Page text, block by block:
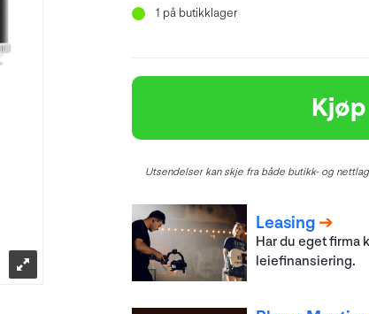
1 på butikklager
Kjøp
Utsendelser kan skje fra både butikk- og
Leasing
Har du eget firma
leiefinansiering.